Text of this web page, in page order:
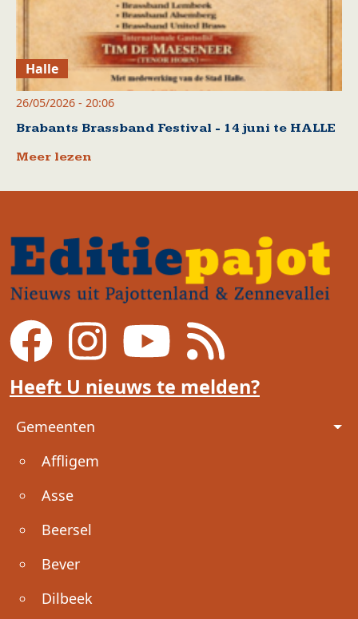
Halle
26/05/2026 - 20:06
Brabants Brassband Festival - 14 juni te HALLE
Meer lezen
Heeft U nieuws te melden?
Voet
Gemeenten
Affligem
Asse
Beersel
Bever
Dilbeek